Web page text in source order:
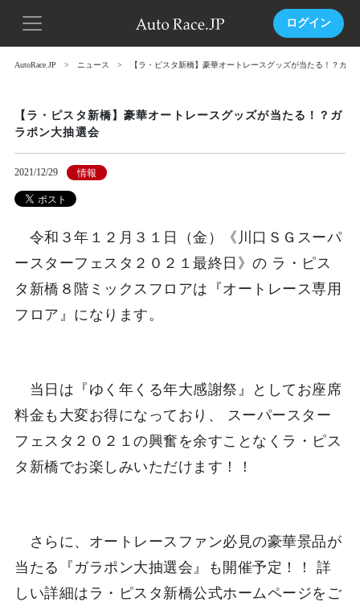
ログイン
AutoRace.JP ニュース 【ラ・ピスタ新橋】豪華オートレースグッズが当たる！？ガラ
【ラ・ピスタ新橋】豪華オートレースグッズが当たる！？ガ
ラポン大抽選会
2021/12/29 情報
令和３年１２月３１日（金）《川口ＳＧスーパ
ースターフェスタ２０２１最終日》の ラ・ピス
タ新橋８階ミックスフロアは『オートレース専用
フロア』になります。
当日は『ゆく年くる年大感謝祭』としてお座席
料金も大変お得になっており、 スーパースター
フェスタ２０２１の興奮を余すことなくラ・ピス
タ新橋でお楽しみいただけます！！
さらに、オートレースファン必見の豪華景品が
当たる『ガラポン大抽選会』も開催予定！！ 詳
しい詳細はラ・ピスタ新橋公式ホームページをご